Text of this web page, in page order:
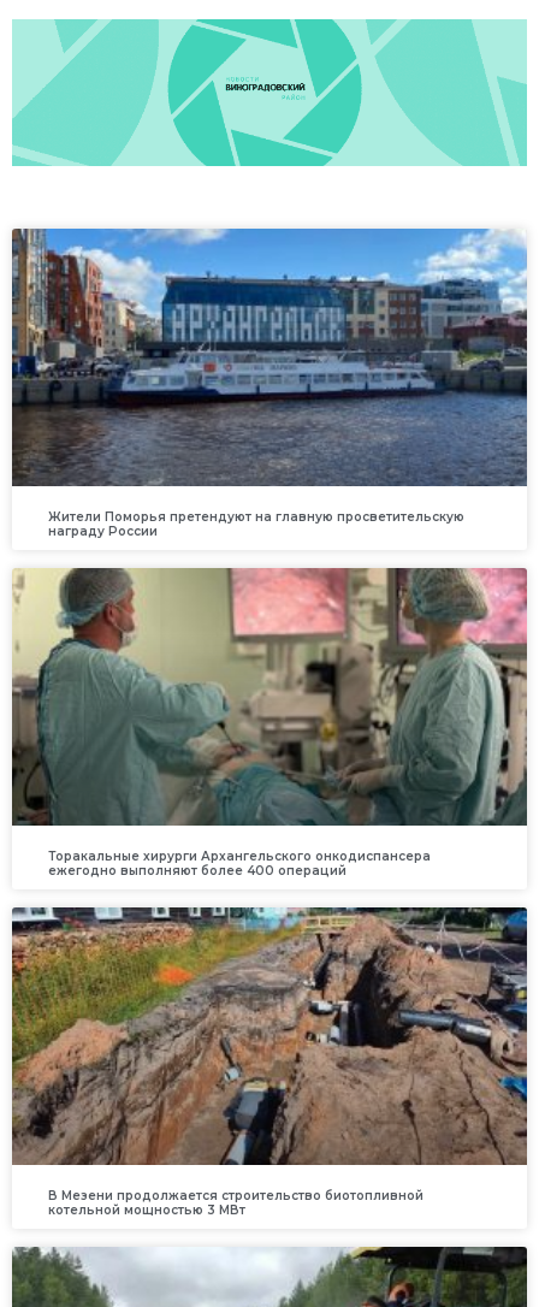
Жители Поморья претендуют на главную просветительскую
награду России
Торакальные хирурги Архангельского онкодиспансера
ежегодно выполняют более 400 операций
В Мезени продолжается строительство биотопливной
котельной мощностью 3 МВт